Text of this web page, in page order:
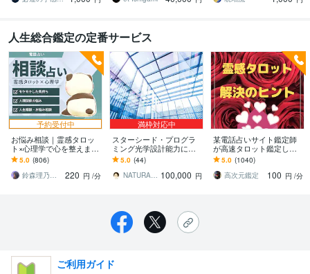
人生総合鑑定の定番サービス
予約受付中
お悩み相談｜霊感タロッ
ト×心理学で心を整えます
話すだけで心が軽くなる
「心の休憩室」。あなた
の味方になります
5.0 (806)
鈴森理乃｜霊感タロット×心理学
220 円 /分
満枠対応中
スターシード・プログラ
ミング光学設計能力にな
ります スターシードの超
光学ESPスキルの設計能
力を鑑定、施術します
5.0 (44)
NATURALDESIGN 時実 嶺 100,000 円
某電話占いサイト鑑定師
が高速タロット鑑定しま
す １分１００円でよりそ
って鑑定します
5.0 (1040)
高次元鑑定
100 円 /分
ご利用ガイド